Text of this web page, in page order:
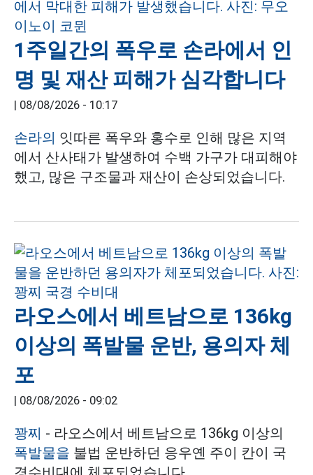
1주일간의 폭우로 손라에서 인
명 및 재산 피해가 심각합니다
| 08/08/2026 - 10:17
손라의 잇따른 폭우와 홍수로 인해 많은 지역
에서 산사태가 발생하여 수백 가구가 대피해야
했고, 많은 구조물과 재산이 손상되었습니다.
라오스에서 베트남으로 136kg
이상의 폭발물 운반, 용의자 체
포
| 08/08/2026 - 09:02
꽝찌 - 라오스에서 베트남으로 136kg 이상의
폭발물을 불법 운반하던 응우옌 주이 칸이 국